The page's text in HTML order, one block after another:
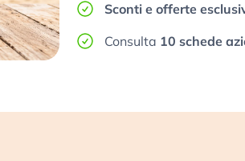
Sconti e offerte
Consulta 10 schede